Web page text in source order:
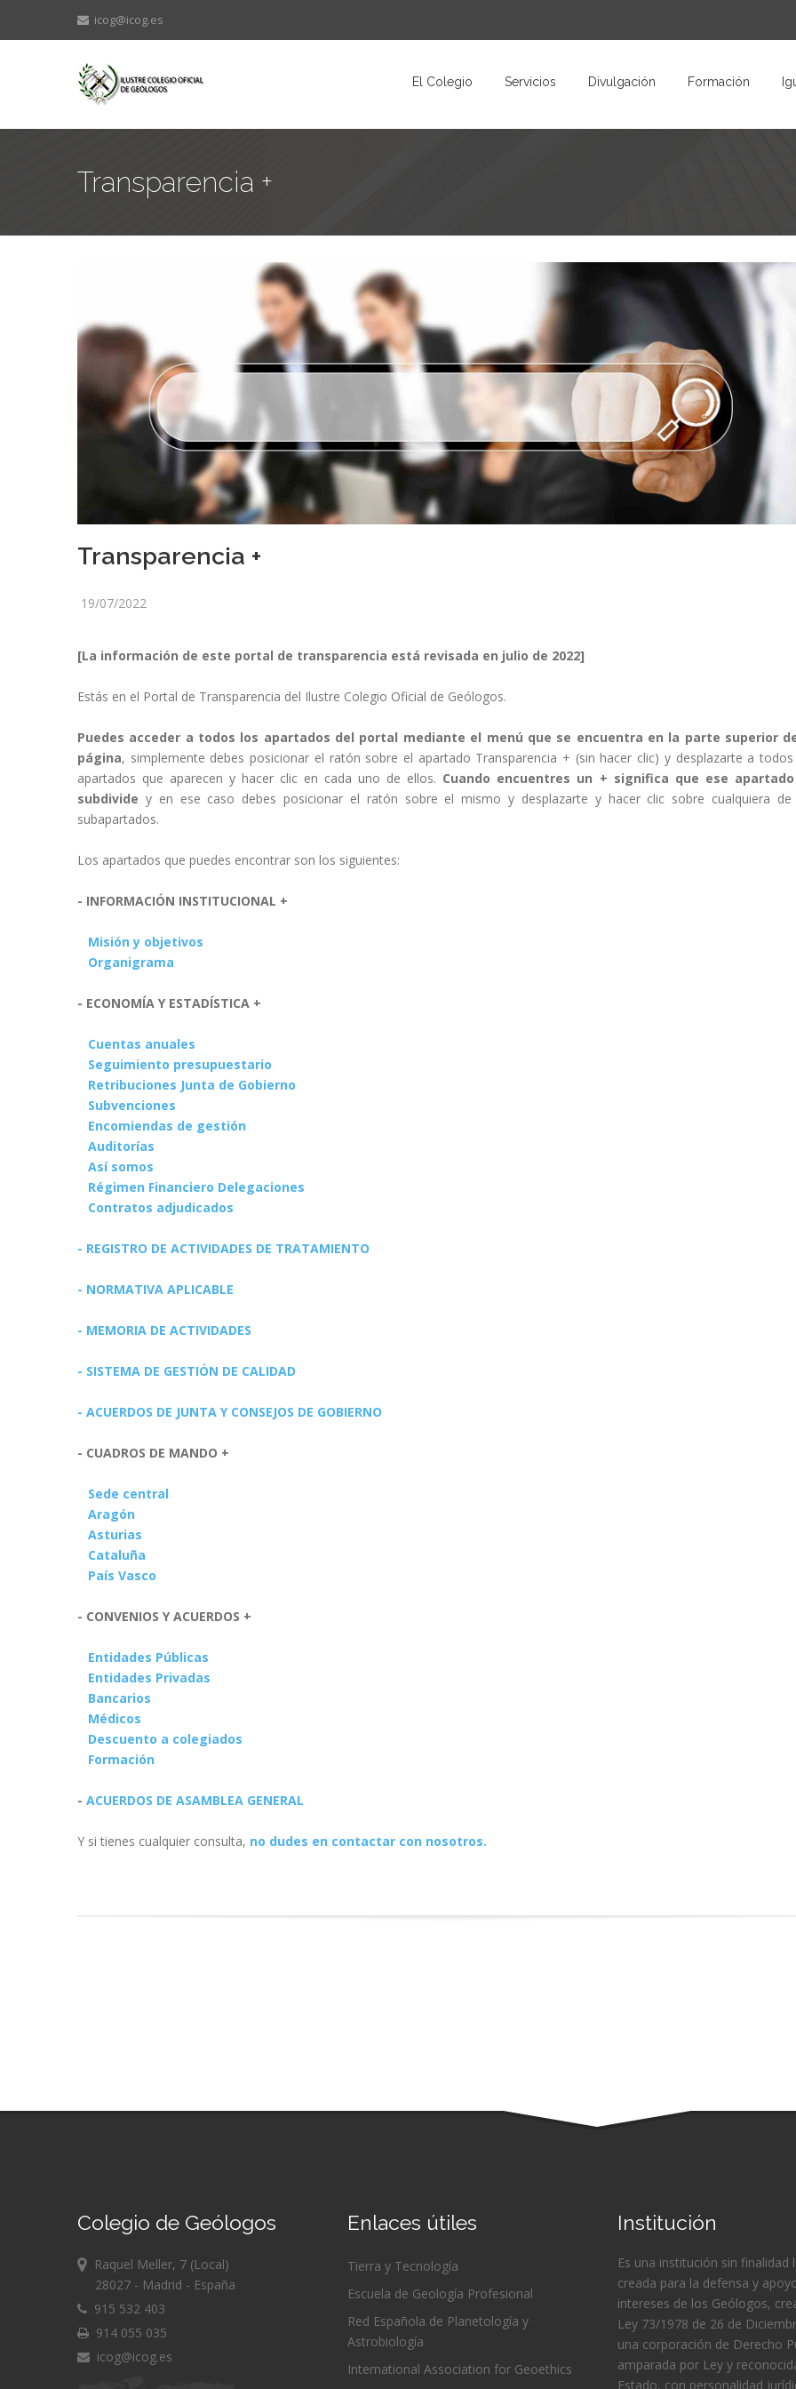
icog@icog.es
El Colegio Servicios Divulgación Formación
Transparencia +
Transparencia +
19/07/2022
[La información de este portal de transparencia está revisada en julio de 2022]
Estás en el Portal de Transparencia del Ilustre Colegio Oficial de Geólogos.
Puedes acceder a todos los apartados del portal mediante el menú que se encuentra en la parte superior
página, simplemente debes posicionar el ratón sobre el apartado Transparencia + (sin hacer clic) y desplazarte a
apartados que aparecen y hacer clic en cada uno de ellos. Cuando encuentres un + significa que ese
subdivide y en ese caso debes posicionar el ratón sobre el mismo y desplazarte y hacer clic sobre cualquiera
subapartados.
Los apartados que puedes encontrar son los siguientes:
- INFORMACIÓN INSTITUCIONAL +
Misión y objetivos
Organigrama
- ECONOMÍA Y ESTADÍSTICA +
Cuentas anuales
Seguimiento presupuestario
Retribuciones Junta de Gobierno
Subvenciones
Encomiendas de gestión
Auditorías
Así somos
Régimen Financiero Delegaciones
Contratos adjudicados
- REGISTRO DE ACTIVIDADES DE TRATAMIENTO
- NORMATIVA APLICABLE
- MEMORIA DE ACTIVIDADES
- SISTEMA DE GESTIÓN DE CALIDAD
- ACUERDOS DE JUNTA Y CONSEJOS DE GOBIERNO
- CUADROS DE MANDO +
Sede central
Aragón
Asturias
Cataluña
País Vasco
- CONVENIOS Y ACUERDOS +
Entidades Públicas
Entidades Privadas
Bancarios
Médicos
Descuento a colegiados
Formación
- ACUERDOS DE ASAMBLEA GENERAL
Y si tienes cualquier consulta, no dudes en contactar con nosotros.
Colegio de Geólogos
Raquel Meller, 7 (Local)
28027 - Madrid - España
915 532 403
914 055 035
icog@icog.es
Enlaces útiles
Tierra y Tecnología
Escuela de Geología Profesional
Red Española de Planetología y
Astrobiología
International Association for Geoethics
Institución
Es una institución sin finalidad
creada para la defensa y
intereses de los Geólogos,
Ley 73/1978 de 26 de
una corporación de Derecho
amparada por Ley y
Estado, con personalidad